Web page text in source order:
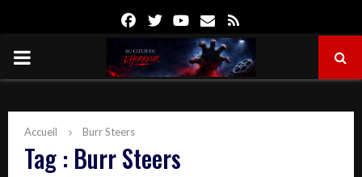
FacebookTwitterYoutube
Email
PRIMARY
Accueil Burr Steers
Tag : Burr Steers